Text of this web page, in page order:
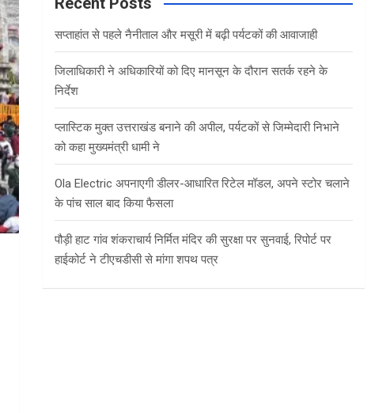
सप्ताहांत से पहले नैनीताल और मसूरी में बढ़ी पर्यटकों की आवाजाही
जिलाधिकारी ने अधिकारियों को दिए मानसून के दौरान सतर्क रहने के
निर्देश
प्लास्टिक मुक्त उत्तराखंड बनाने की अपील, पर्यटकों से जिम्मेदारी निभाने
को कहा मुख्यमंत्री धामी ने
Ola Electric अपनाएगी डीलर-आधारित रिटेल मॉडल, अपने स्टोर चलाने
के पांच साल बाद किया फैसला
पौड़ी हाट गांव शंकराचार्य निर्मित मंदिर की सुरक्षा पर सुनवाई, रिपोर्ट पर
हाईकोर्ट ने टीएचडीसी से मांगा शपथ पत्र